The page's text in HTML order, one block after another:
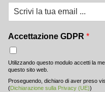
Accettazione GDPR *
Utilizzando questo modulo accetti la
questo sito web.
Proseguendo, dichiaro di aver preso
(Dichiarazione sulla Privacy (UE))